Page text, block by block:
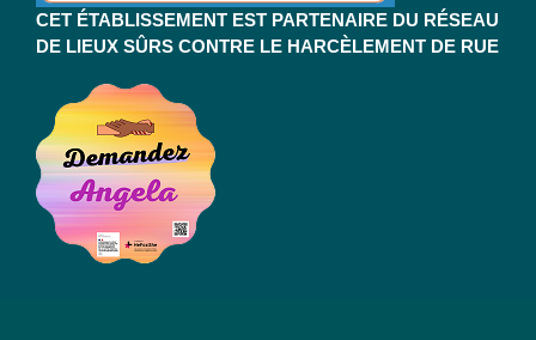
CET ÉTABLISSEMENT EST PARTENAIRE DU RÉSEAU
DE LIEUX SÛRS CONTRE LE HARCÈLEMENT DE RUE